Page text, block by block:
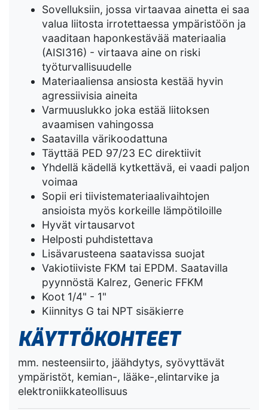
Sovelluksiin, jossa virtaavaa ainetta ei saa
valua liitosta irrotettaessa ympäristöön ja
vaaditaan haponkestävää materiaalia
(AISI316) - virtaava aine on riski
työturvallisuudelle
Materiaaliensa ansiosta kestää hyvin
agressiivisia aineita
Varmuuslukko joka estää liitoksen
avaamisen vahingossa
Saatavilla värikoodattuna
Täyttää PED 97/23 EC direktiivit
Yhdellä kädellä kytkettävä, ei vaadi paljon
voimaa
Sopii eri tiivistemateriaalivaihtojen
ansioista myös korkeille lämpötiloille
Hyvät virtausarvot
Helposti puhdistettava
Lisävarusteena saatavissa suojat
Vakiotiiviste FKM tai EPDM. Saatavilla
pyynnöstä Kalrez, Generic FFKM
Koot 1/4" - 1"
Kiinnitys G tai NPT sisäkierre
KÄYTTÖKOHTEET
mm. nesteensiirto, jäähdytys, syövyttävät
ympäristöt, kemian-, lääke-,elintarvike ja
elektroniikkateollisuus